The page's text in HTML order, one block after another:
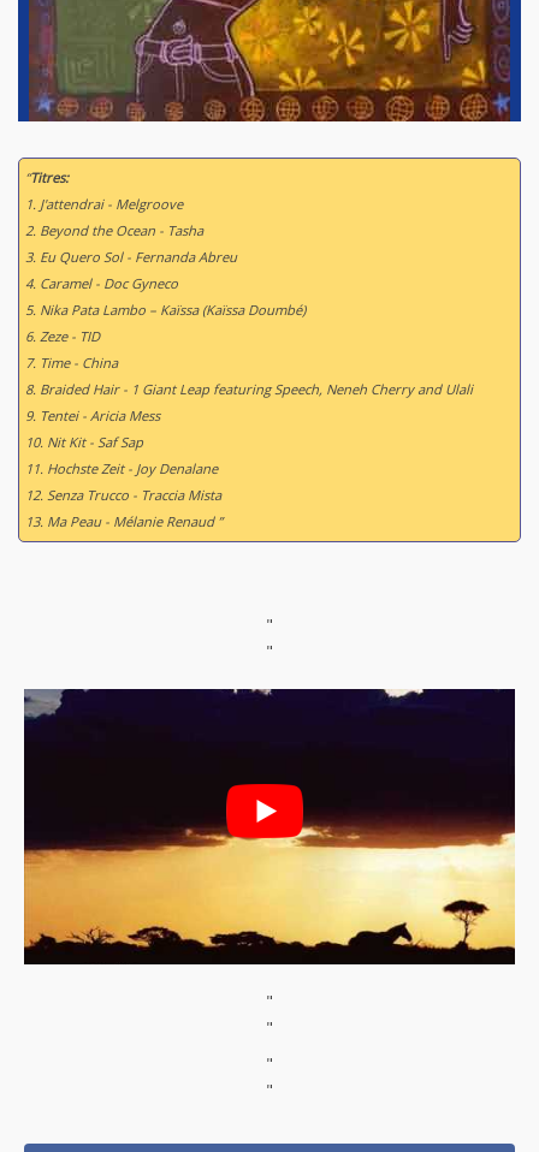
“Titres:
1. J'attendrai - Melgroove
2. Beyond the Ocean - Tasha
3. Eu Quero Sol - Fernanda Abreu
4. Caramel - Doc Gyneco
5. Nika Pata Lambo – Kaïssa (Kaïssa Doumbé)
6. Zeze - TID
7. Time - China
8. Braided Hair - 1 Giant Leap featuring Speech, Neneh Cherry and Ulali
9. Tentei - Aricia Mess
10. Nit Kit - Saf Sap
11. Hochste Zeit - Joy Denalane
12. Senza Trucco - Traccia Mista
13. Ma Peau - Mélanie Renaud ”
"
"
"
"
"
"